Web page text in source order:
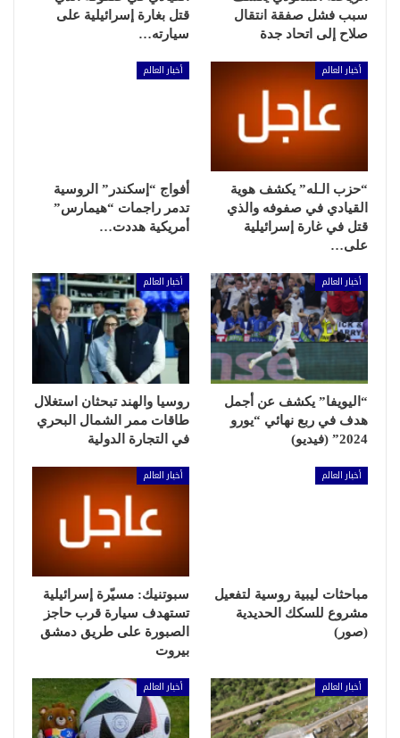
سبب فشل صفقة انتقال
صلاح إلى اتحاد جدة
قتل بغارة إسرائيلية على
سيارته…
أخبار العالم
“حزب الـله” يكشف هوية
القيادي في صفوفه والذي
قتل في غارة إسرائيلية
على…
أخبار العالم
أفواج “إسكندر” الروسية
تدمر راجمات “هيمارس”
أمريكية هددت…
أخبار العالم
“اليويفا” يكشف عن أجمل
هدف في ربع نهائي “يورو
2024” (فيديو)
أخبار العالم
روسيا والهند تبحثان استغلال
طاقات ممر الشمال البحري
في التجارة الدولية
أخبار العالم
مباحثات ليبية روسية لتفعيل
مشروع للسكك الحديدية
(صور)
أخبار العالم
سبوتنيك: مسيّرة إسرائيلية
تستهدف سيارة قرب حاجز
الصبورة على طريق دمشق
بيروت
أخبار العالم أخبار العالم